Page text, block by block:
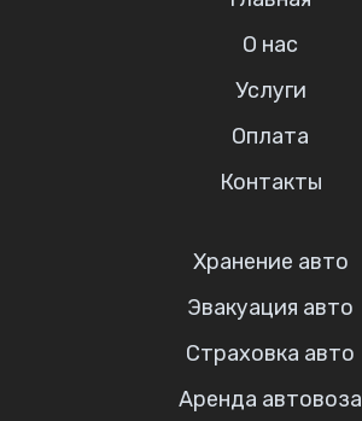
О нас
Услуги
Оплата
Контакты
Хранение авто
Эвакуация авто
Страховка авто
Аренда автовоза